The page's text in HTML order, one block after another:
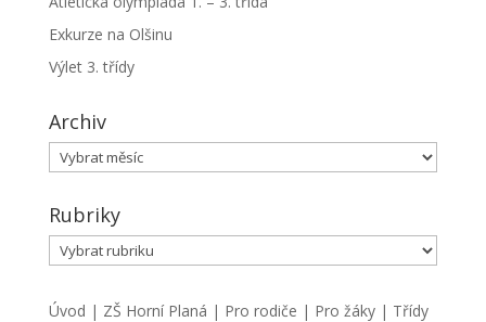
Exkurze na Olšinu
Výlet 3. třídy
Archiv
Archiv
Rubriky
Rubriky
Úvod | ZŠ Horní Planá | Pro rodiče | Pro žáky| Třídy